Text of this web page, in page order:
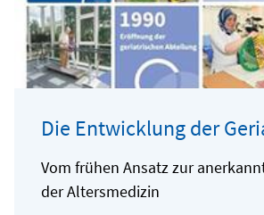
Die Entwicklung der
Vom frühen Ansatz zur
der Altersmedizin